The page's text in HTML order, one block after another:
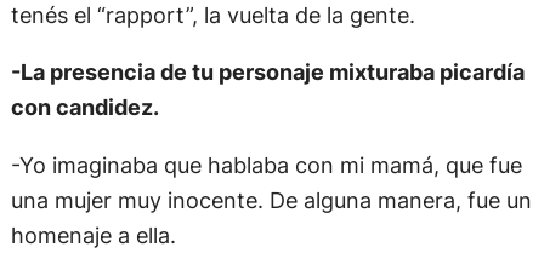
tenés el “rapport”, la vuelta de la gente.
-La presencia de tu personaje mixturaba picardía
con candidez.
-Yo imaginaba que hablaba con mi mamá, que fue
una mujer muy inocente. De alguna manera, fue un
homenaje a ella.